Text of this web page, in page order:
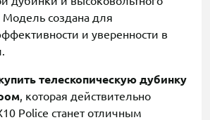
создана для
и уверенности в
телескопическую дубинку
, которая действительно
Police станет отличным